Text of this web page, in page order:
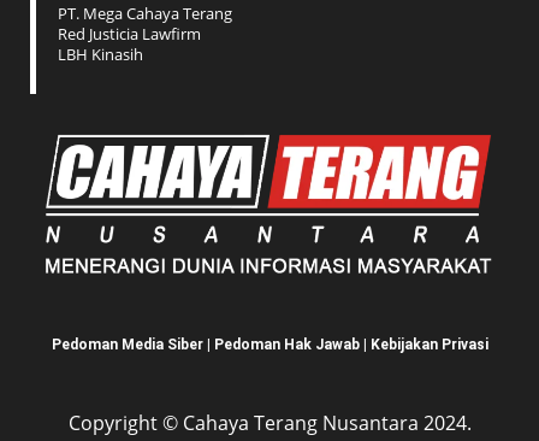
PT. Mega Cahaya Terang
Red Justicia Lawfirm
LBH Kinasih
Pedoman Media Siber| Pedoman Hak Jawab| Kebijakan Privasi
Copyright © Cahaya Terang Nusantara 2024.